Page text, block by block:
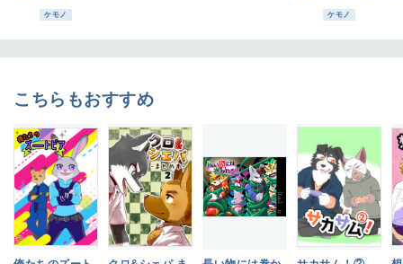
ケモノ ケモノ
こちらもおすすめ